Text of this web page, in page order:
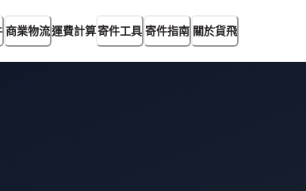
商業物流運費計算寄件工具 寄件指南 關於貨飛